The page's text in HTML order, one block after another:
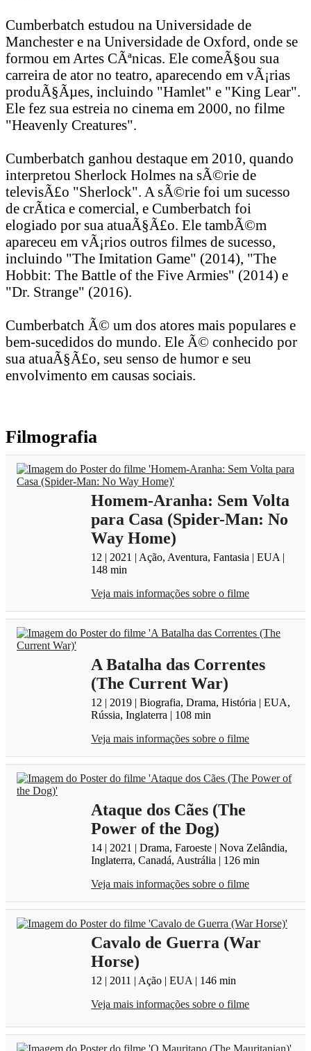
Cumberbatch estudou na Universidade de
Manchester e na Universidade de Oxford, onde se
formou em Artes CÃªnicas. Ele comeÃ§ou sua
carreira de ator no teatro, aparecendo em vÃ¡rias
produÃ§Ãµes, incluindo "Hamlet" e "King Lear".
Ele fez sua estreia no cinema em 2000, no filme
"Heavenly Creatures".
Cumberbatch ganhou destaque em 2010, quando
interpretou Sherlock Holmes na sÃ©rie de
televisÃ£o "Sherlock". A sÃ©rie foi um sucesso
de crÃ­tica e comercial, e Cumberbatch foi
elogiado por sua atuaÃ§Ã£o. Ele tambÃ©m
apareceu em vÃ¡rios outros filmes de sucesso,
incluindo "The Imitation Game" (2014), "The
Hobbit: The Battle of the Five Armies" (2014) e
"Dr. Strange" (2016).
Cumberbatch Ã© um dos atores mais populares e
bem-sucedidos do mundo. Ele Ã© conhecido por
sua atuaÃ§Ã£o, seu senso de humor e seu
envolvimento em causas sociais.
Filmografia
Homem-Aranha: Sem Volta
para Casa (Spider-Man: No
Way Home)
12 | 2021 | Ação, Aventura, Fantasia | EUA |
148 min
Veja mais informações sobre o filme
A Batalha das Correntes
(The Current War)
12 | 2019 | Biografia, Drama, História | EUA,
Rússia, Inglaterra | 108 min
Veja mais informações sobre o filme
Ataque dos Cães (The
Power of the Dog)
14 | 2021 | Drama, Faroeste | Nova Zelândia,
Inglaterra, Canadá, Austrália | 126 min
Veja mais informações sobre o filme
Cavalo de Guerra (War
Horse)
12 | 2011 | Ação | EUA | 146 min
Veja mais informações sobre o filme